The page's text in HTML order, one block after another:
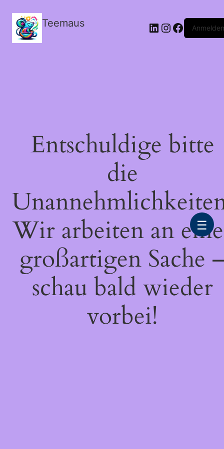
Teemaus LinkedIn
Instagram
FacebookAnmelden
Entschuldige bitte
die
Wir arbeiten an
großartigen Sache
schau bald wieder
vorbei!
☰